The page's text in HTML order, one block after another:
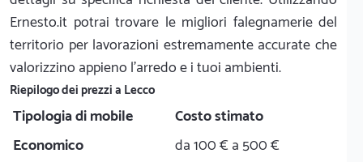
Ernesto.it potrai trovare le migliori falegnamerie del
territorio per lavorazioni estremamente accurate che
valorizzino appieno l'arredo e i tuoi ambienti.
Riepilogo dei prezzi a Lecco
Tipologia di mobile
Costo stimato
Economico
da 100 € a 500 €